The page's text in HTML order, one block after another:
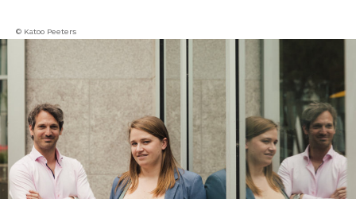
© Katoo Peeters